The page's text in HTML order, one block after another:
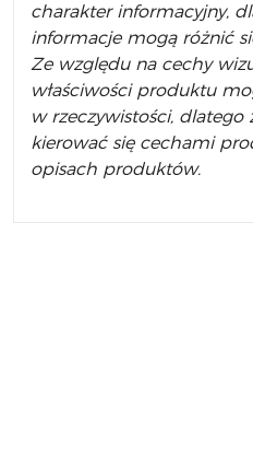
charakter informacyjny,
informacje mogą różnić
Ze względu na cechy
właściwości produktu
w rzeczywistości, dlatego
kierować się cechami
opisach produktów.